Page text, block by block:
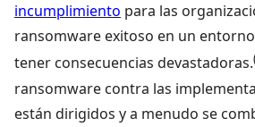
incumplimiento para las
ransomware exitoso en un
tener consecuencias devastadoras.
ransomware contra las
están dirigidos y a menudo se